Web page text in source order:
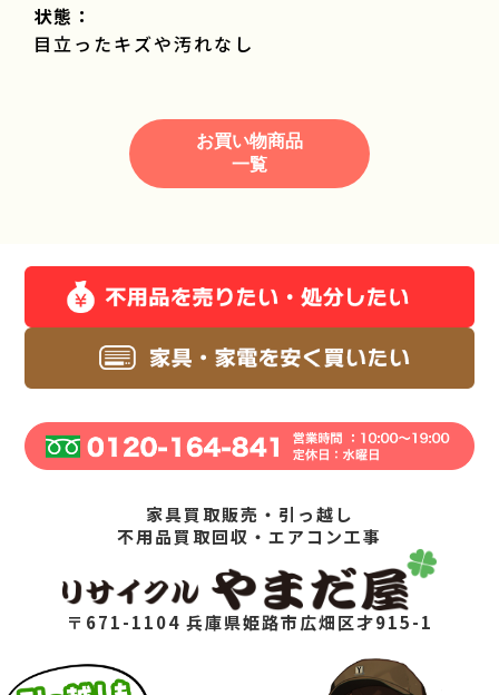
状態：
目立ったキズや汚れなし
お買い物商品
一覧
家具買取販売・引っ越し
不用品買取回収・エアコン工事
〒671-1104 兵庫県姫路市広畑区才915-1